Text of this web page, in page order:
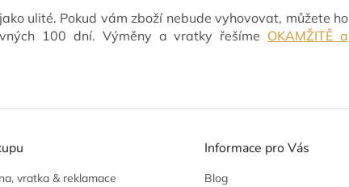
ulité. Pokud vám zboží nebude vyhovovat, můžete ho
100 dní. Výměny a vratky řešíme OKAMŽITĚ a
vratka & reklamace
Informace pro Vás
Blog